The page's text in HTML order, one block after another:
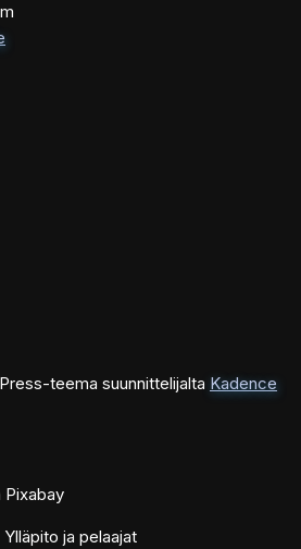
teema suunnittelijalta Kadence
Pixabay
ja pelaajat